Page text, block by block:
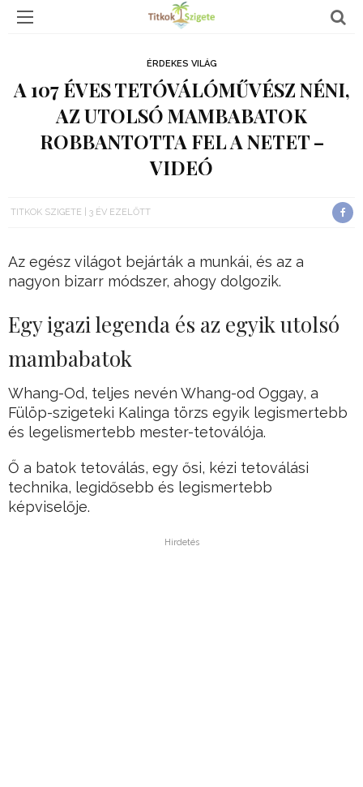
ÉRDEKES VILÁG
A 107 ÉVES TETÓVÁLÓMŰVÉSZ NÉNI,
AZ UTOLSÓ MAMBABATOK
ROBBANTOTTA FEL A NETET –
VIDEÓ
TITKOK SZIGETE 3 ÉV EZELŐTT
Az egész világot bejárták a munkái, és az a
nagyon bizarr módszer, ahogy dolgozik.
Egy igazi legenda és az egyik utolsó
mambabatok
Whang-Od, teljes nevén Whang-od Oggay, a
Fülöp-szigeteki Kalinga törzs egyik legismertebb
és legelismertebb mester-tetoválója.
Ő a batok tetoválás, egy ősi, kézi tetoválási
technika, legidősebb és legismertebb
képviselője.
Hirdetés